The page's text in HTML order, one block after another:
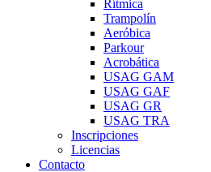
Rítmica
Trampolín
Aeróbica
Parkour
Acrobática
USAG GAM
USAG GAF
USAG GR
USAG TRA
Inscripciones
Licencias
Contacto